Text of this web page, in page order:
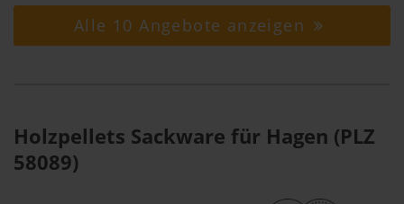
Alle 10 Angebote anzeigen
Holzpellets Sackware für Hagen (PLZ
58089)